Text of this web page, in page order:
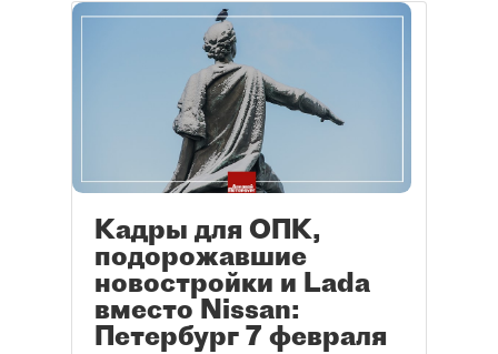
Кадры для ОПК,
подорожавшие
новостройки и Lada
вместо Nissan:
Петербург 7 февраля